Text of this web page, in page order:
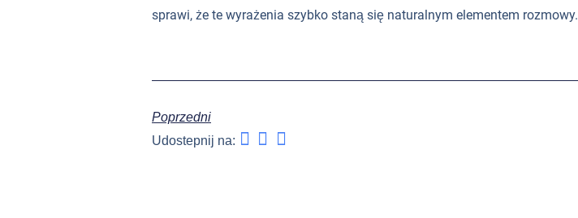
sprawi, że te wyrażenia szybko staną się naturalnym elementem rozmowy.
Poprzedni
Udostepnij na: